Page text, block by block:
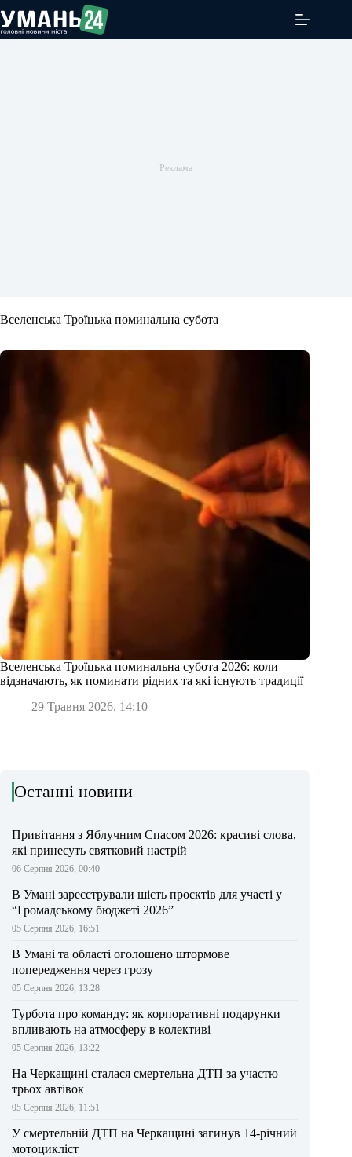
до
вмісту
Вселенська Троїцька поминальна субота
Вселенська Троїцька поминальна субота 2026: коли
відзначають, як поминати рідних та які існують традиції
29 Травня 2026, 14:10
Останні новини
Привітання з Яблучним Спасом 2026: красиві слова,
які принесуть святковий настрій
06 Серпня 2026, 00:40
В Умані зареєстрували шість проєктів для участі у
“Громадському бюджеті 2026”
05 Серпня 2026, 16:51
В Умані та області оголошено штормове
попередження через грозу
05 Серпня 2026, 13:28
Турбота про команду: як корпоративні подарунки
впливають на атмосферу в колективі
05 Серпня 2026, 13:22
На Черкащині сталася смертельна ДТП за участю
трьох автівок
05 Серпня 2026, 11:51
У смертельній ДТП на Черкащині загинув 14-річний
мотоцикліст